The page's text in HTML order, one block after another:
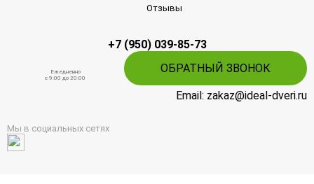
Отзывы
+7 (950) 039-85-73
Ежедневно
c 9:00 до 20:00
ОБРАТНЫЙ ЗВОНОК
Email: zakaz@ideal-dveri.ru
Мы в социальных сетях